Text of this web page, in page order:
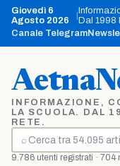
Vai
contenuto
Giovedì 6
Agosto 2026
Dal 1998
Canale Telegram
INFORMAZIONE,
LA SCUOLA. DAL
RETE.
⌕
Cerca
9.786 utenti registrati · 704